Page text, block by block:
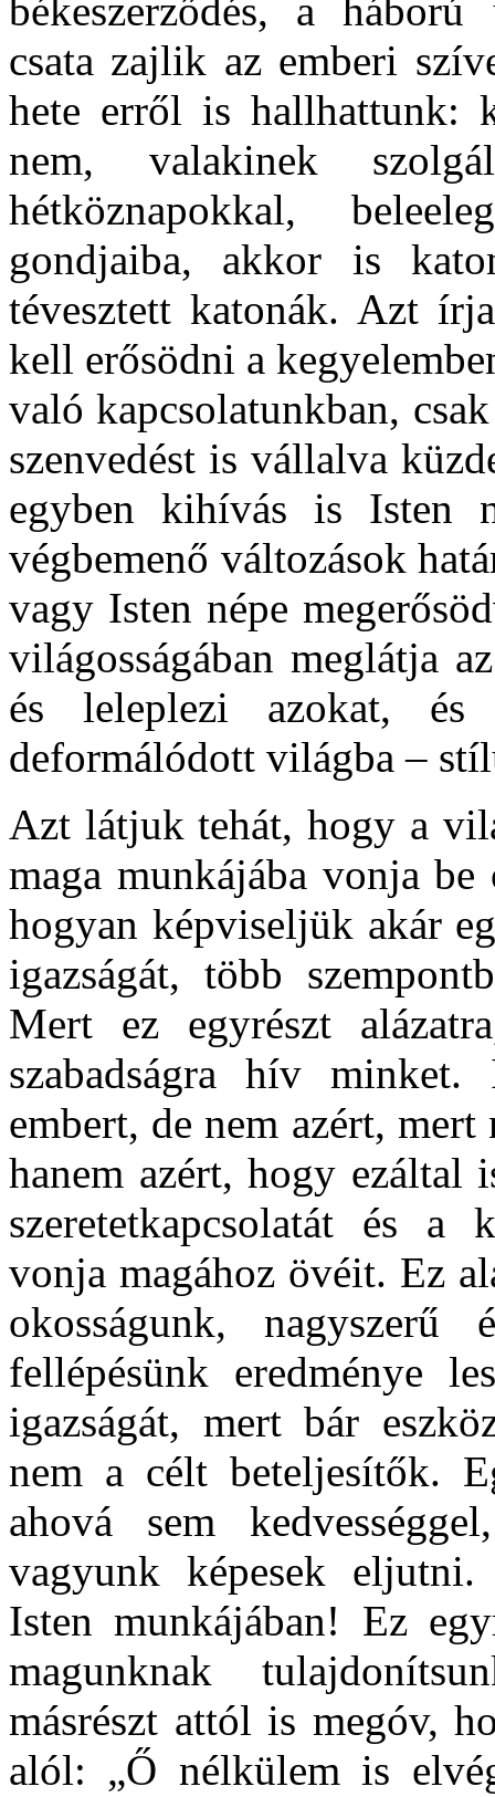
békeszerződés, a
csata zajlik az emberi
hete erről is hallhattunk:
nem, valakinek
hétköznapokkal,
gondjaiba, akkor is
tévesztett katonák. Azt
kell erősödni a
való kapcsolatunkban,
szenvedést is vállalva
egyben kihívás is Isten
végbemenő változások
vagy Isten népe
világosságában meglátja
és leleplezi azokat,
deformálódott világba –
Azt látjuk tehát, hogy a
maga munkájába vonja
hogyan képviseljük akár
igazságát, több
Mert ez egyrészt
szabadságra hív
embert, de nem azért,
hanem azért, hogy ezáltal
szeretetkapcsolatát és a
vonja magához övéit. Ez
okosságunk, nagyszerű
fellépésünk eredménye
igazságát, mert bár
nem a célt beteljesítők.
ahová sem
vagyunk képesek
Isten munkájában! Ez
magunknak
másrészt attól is megóv,
alól: „Ő nélkülem is